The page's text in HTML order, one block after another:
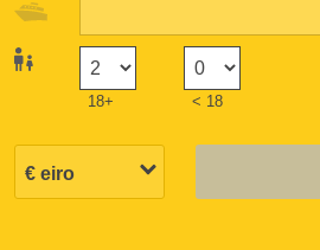
18+ < 18